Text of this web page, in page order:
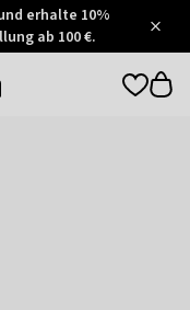
erhalte 10%
ab 100 €.